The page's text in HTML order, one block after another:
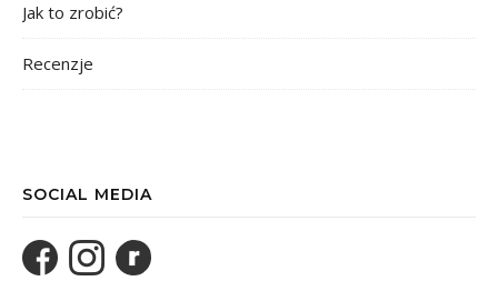
Jak to zrobić?
Recenzje
SOCIAL MEDIA